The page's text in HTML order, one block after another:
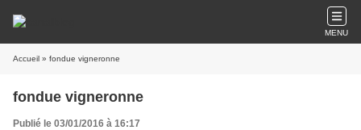
MENU
Accueil » fondue vigneronne
fondue vigneronne
Publié le 03/01/2016 à 16:17